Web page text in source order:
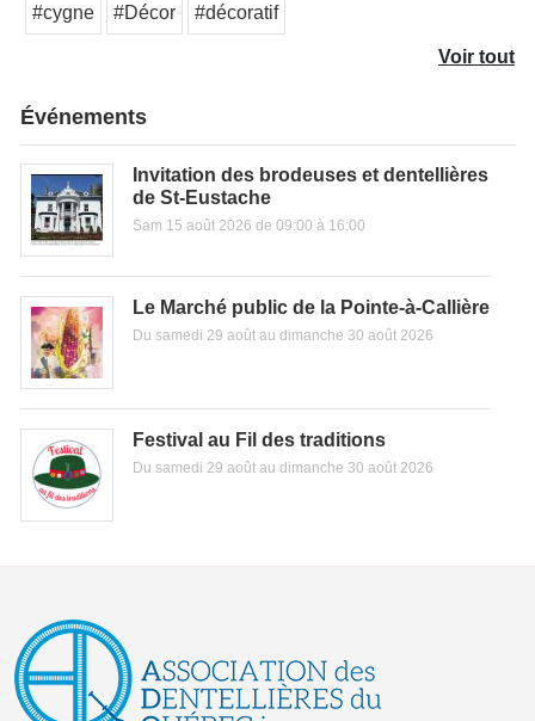
#cygne #Décor #décoratif
Voir tout
Événements
Invitation des brodeuses et dentellières
de St-Eustache
Sam 15 août 2026 de 09:00 à 16:00
Le Marché public de la Pointe-à-Callière
Du samedi 29 août au dimanche 30 août 2026
Festival au Fil des traditions
Du samedi 29 août au dimanche 30 août 2026